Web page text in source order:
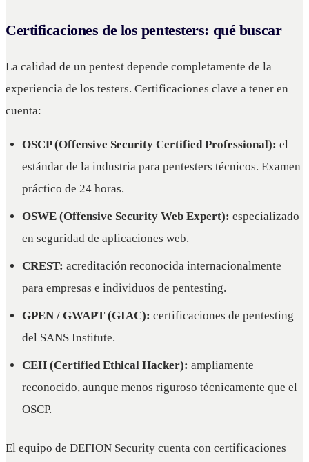
Certificaciones de los pentesters: qué buscar
La calidad de un pentest depende completamente de la
experiencia de los testers. Certificaciones clave a tener en
cuenta:
OSCP (Offensive Security Certified Professional): el
estándar de la industria para pentesters técnicos. Examen
práctico de 24 horas.
OSWE (Offensive Security Web Expert): especializado
en seguridad de aplicaciones web.
CREST: acreditación reconocida internacionalmente
para empresas e individuos de pentesting.
GPEN / GWAPT (GIAC): certificaciones de pentesting
del SANS Institute.
CEH (Certified Ethical Hacker): ampliamente
reconocido, aunque menos riguroso técnicamente que el
OSCP.
El equipo de DEFION Security cuenta con certificaciones